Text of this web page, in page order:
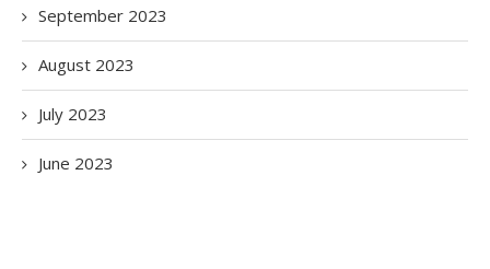
September 2023
August 2023
July 2023
June 2023